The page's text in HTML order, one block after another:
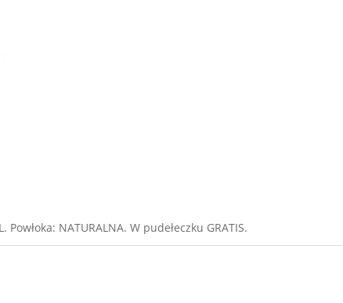
NATURALNA. W pudełeczku GRATIS.